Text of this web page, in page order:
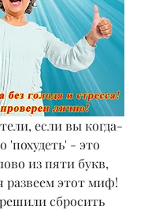
если вы когда-
'похудеть' - это
из пяти букв,
развеем этот миф!
сбросить